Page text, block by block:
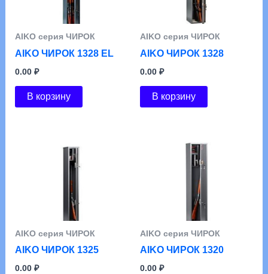
АIKO серия ЧИРОК
AIKO ЧИРОК 1328 EL
0.00 ₽
В корзину
АIKO серия ЧИРОК
AIKO ЧИРОК 1328
0.00 ₽
В корзину
АIKO серия ЧИРОК
AIKO ЧИРОК 1325
0.00 ₽
АIKO серия ЧИРОК
AIKO ЧИРОК 1320
0.00 ₽